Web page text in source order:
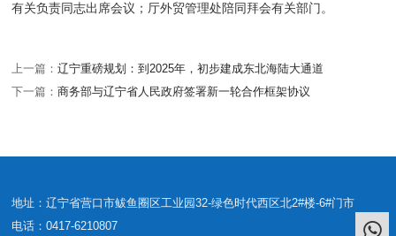
有关负责同志出席会议；厅外贸管理处陪同拜会有关部门。
上一篇：辽宁重磅规划：到2025年，初步建成东北海陆大通道
下一篇：商务部与辽宁省人民政府签署新一轮合作框架协议
地址：辽宁省营口市鲅鱼圈区工业园32-绿色时代西区北2#楼-6#门市
电话：0417-6210807